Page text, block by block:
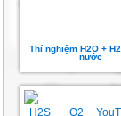
Thí nghiệm H2O +
nước